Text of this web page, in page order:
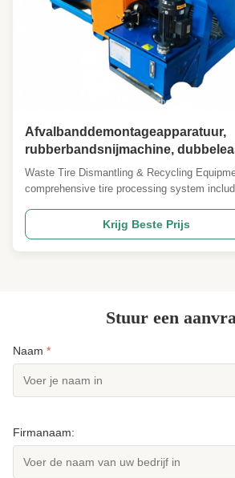
Afvalbanddemontageapparatuur,
rubberbandsnijmachine,
shredder,
rubberblokmachineapparatuur
Waste Tire Dismantling & Recycling
comprehensive tire processing system
and rubber block making equipment designed
efficient waste tire recycling and material
Tire Cutting Machine Overview A
Krijg Beste Prijs
Stuur een
Naam *
Firmanaam: